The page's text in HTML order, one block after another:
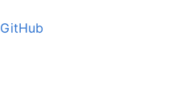
GitHub